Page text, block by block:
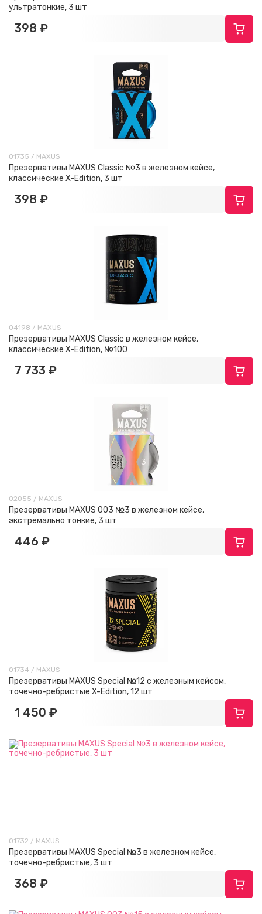
ультратонкие, 3 шт
398 ₽
01735 / MAXUS
Презервативы MAXUS Classic №3 в железном кейсе,
классические X-Edition, 3 шт
398 ₽
04198 / MAXUS
Презервативы MAXUS Classic в железном кейсе,
классические X-Edition, №100
7 733 ₽
02055 / MAXUS
Презервативы MAXUS 003 №3 в железном кейсе,
экстремально тонкие, 3 шт
446 ₽
01734 / MAXUS
Презервативы MAXUS Special №12 с железным кейсом,
точечно-ребристые X-Edition, 12 шт
1 450 ₽
01732 / MAXUS
Презервативы MAXUS Special №3 в железном кейсе,
точечно-ребристые, 3 шт
368 ₽